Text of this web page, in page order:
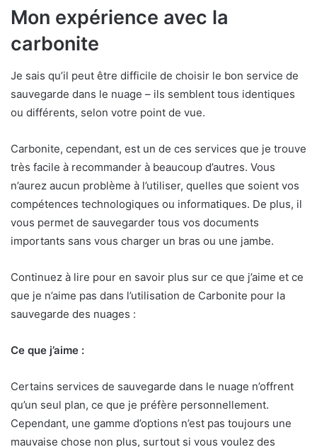
Mon expérience avec la
carbonite
Je sais qu’il peut être difficile de choisir le bon service de
sauvegarde dans le nuage – ils semblent tous identiques
ou différents, selon votre point de vue.
Carbonite, cependant, est un de ces services que je trouve
très facile à recommander à beaucoup d’autres. Vous
n’aurez aucun problème à l’utiliser, quelles que soient vos
compétences technologiques ou informatiques. De plus, il
vous permet de sauvegarder tous vos documents
importants sans vous charger un bras ou une jambe.
Continuez à lire pour en savoir plus sur ce que j’aime et ce
que je n’aime pas dans l’utilisation de Carbonite pour la
sauvegarde des nuages :
Ce que j’aime :
Certains services de sauvegarde dans le nuage n’offrent
qu’un seul plan, ce que je préfère personnellement.
Cependant, une gamme d’options n’est pas toujours une
mauvaise chose non plus, surtout si vous voulez des